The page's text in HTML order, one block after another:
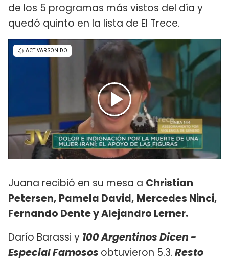
de los 5 programas más vistos del día y
quedó quinto en la lista de El Trece.
Juana recibió en su mesa a Christian
Petersen, Pamela David, Mercedes Ninci,
Fernando Dente y Alejandro Lerner.
Darío Barassi y 100 Argentinos Dicen -
Especial Famosos obtuvieron 5.3.Resto